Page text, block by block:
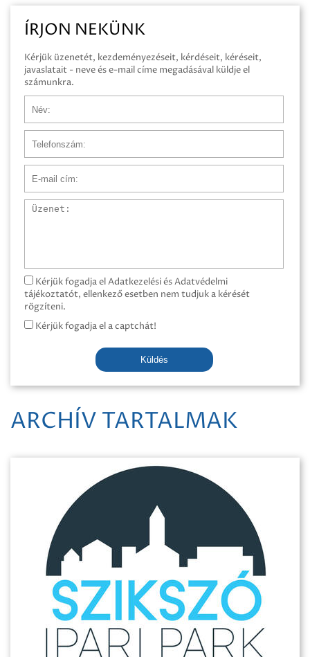
ÍRJON NEKÜNK
Kérjük üzenetét, kezdeményezéseit, kérdéseit, kéréseit,
javaslatait - neve és e-mail címe megadásával küldje el
számunkra.
Üzenet
Kérjük fogadja el Adatkezelési és Adatvédelmi
tájékoztatót, ellenkező esetben nem tudjuk a kérését
rögzíteni.
Kérjük fogadja el a captchát!
Küldés
ARCHÍV TARTALMAK